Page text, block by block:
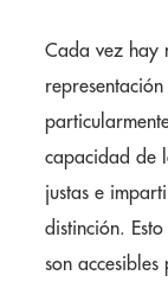
Cada vez hay
capacidad de
justas e
distinción.
son